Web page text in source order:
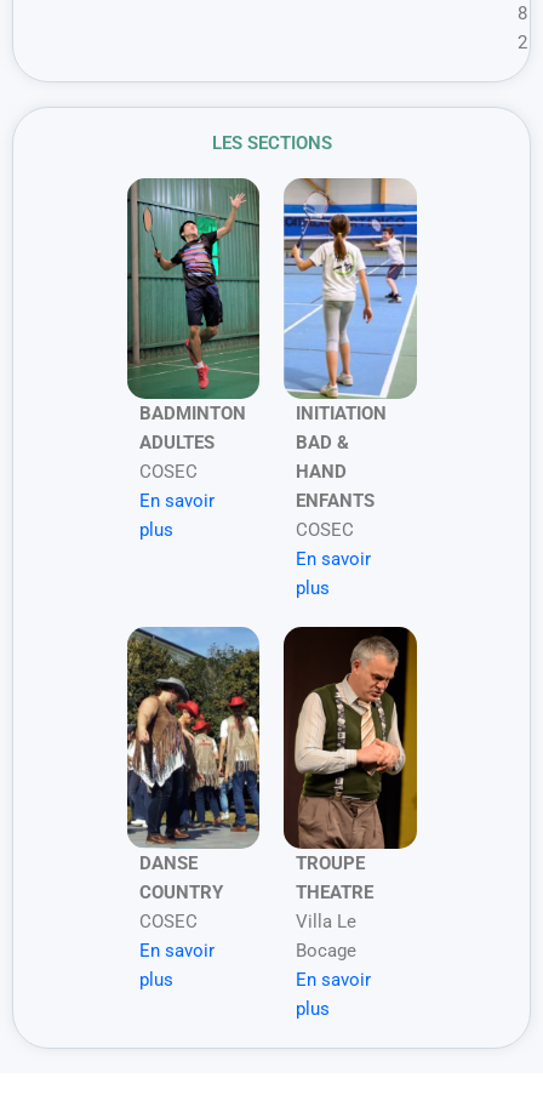
8
2
LES SECTIONS
BADMINTON
ADULTES
COSEC
En savoir
plus
INITIATION
BAD &
HAND
ENFANTS
COSEC
En savoir
plus
DANSE
COUNTRY
COSEC
En savoir
plus
TROUPE
THEATRE
Villa Le
Bocage
En savoir
plus